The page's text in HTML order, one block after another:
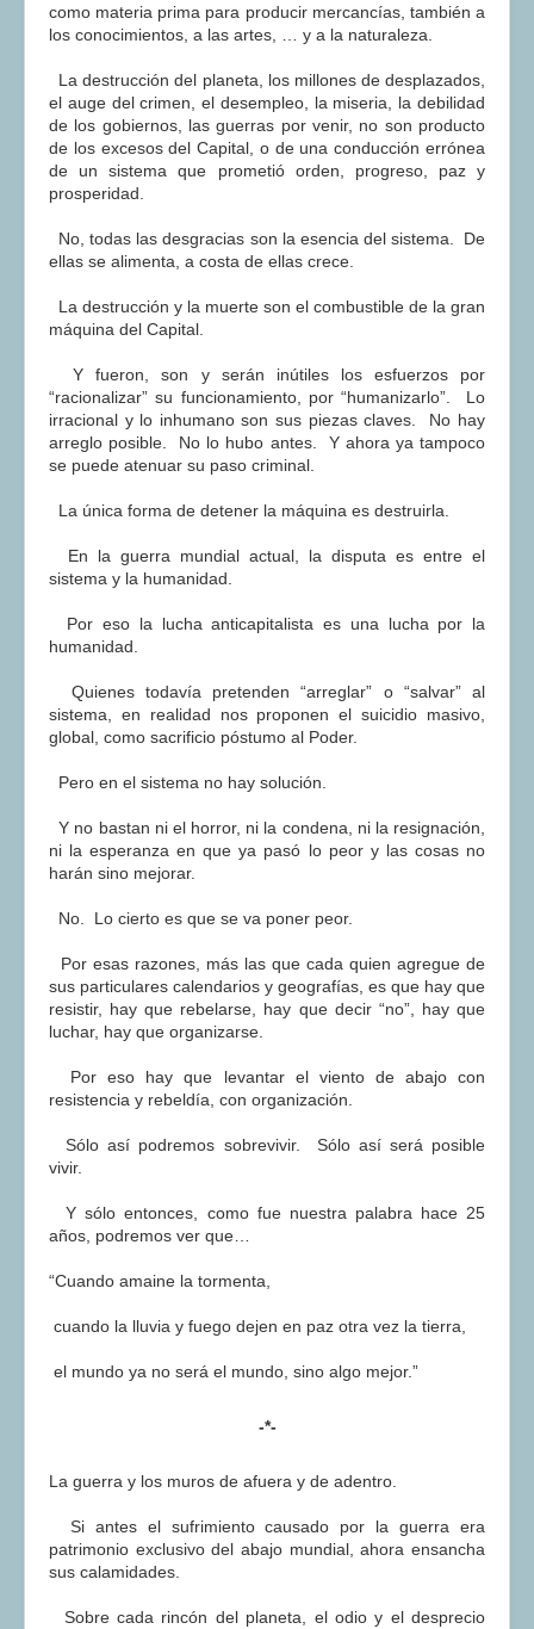
como materia prima para producir mercancías, también a
los conocimientos, a las artes, … y a la naturaleza.
La destrucción del planeta, los millones de desplazados,
el auge del crimen, el desempleo, la miseria, la debilidad
de los gobiernos, las guerras por venir, no son producto
de los excesos del Capital, o de una conducción errónea
de un sistema que prometió orden, progreso, paz y
prosperidad.
No, todas las desgracias son la esencia del sistema. De
ellas se alimenta, a costa de ellas crece.
La destrucción y la muerte son el combustible de la gran
máquina del Capital.
Y fueron, son y serán inútiles los esfuerzos por
“racionalizar” su funcionamiento, por “humanizarlo”. Lo
irracional y lo inhumano son sus piezas claves. No hay
arreglo posible. No lo hubo antes. Y ahora ya tampoco
se puede atenuar su paso criminal.
La única forma de detener la máquina es destruirla.
En la guerra mundial actual, la disputa es entre el
sistema y la humanidad.
Por eso la lucha anticapitalista es una lucha por la
humanidad.
Quienes todavía pretenden “arreglar” o “salvar” al
sistema, en realidad nos proponen el suicidio masivo,
global, como sacrificio póstumo al Poder.
Pero en el sistema no hay solución.
Y no bastan ni el horror, ni la condena, ni la resignación,
ni la esperanza en que ya pasó lo peor y las cosas no
harán sino mejorar.
No. Lo cierto es que se va poner peor.
Por esas razones, más las que cada quien agregue de
sus particulares calendarios y geografías, es que hay que
resistir, hay que rebelarse, hay que decir “no”, hay que
luchar, hay que organizarse.
Por eso hay que levantar el viento de abajo con
resistencia y rebeldía, con organización.
Sólo así podremos sobrevivir. Sólo así será posible
vivir.
Y sólo entonces, como fue nuestra palabra hace 25
años, podremos ver que…
“Cuando amaine la tormenta,
cuando la lluvia y fuego dejen en paz otra vez la tierra,
el mundo ya no será el mundo, sino algo mejor.”
-*-
La guerra y los muros de afuera y de adentro.
Si antes el sufrimiento causado por la guerra era
patrimonio exclusivo del abajo mundial, ahora ensancha
sus calamidades.
Sobre cada rincón del planeta, el odio y el desprecio